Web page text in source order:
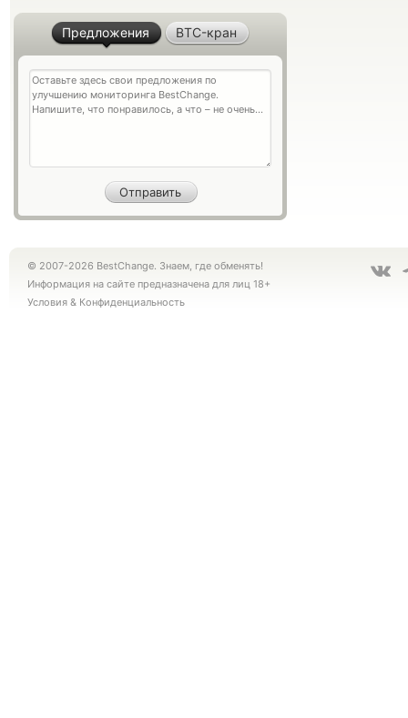
Предложения BTC-кран
© 2007-2026 BestChange. Знаем, где обменять!
Информация на сайте предназначена для лиц 18+
Условия & Конфиденциальность